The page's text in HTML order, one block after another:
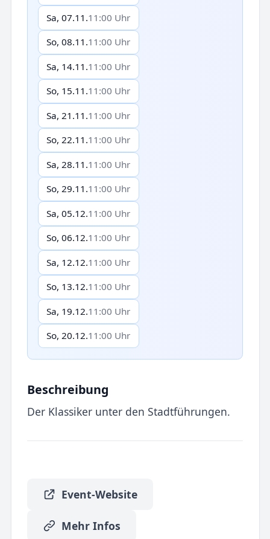
Sa, 07.11.11:00 Uhr
So, 08.11.11:00 Uhr
Sa, 14.11.11:00 Uhr
So, 15.11.11:00 Uhr
Sa, 21.11.11:00 Uhr
So, 22.11.11:00 Uhr
Sa, 28.11.11:00 Uhr
So, 29.11.11:00 Uhr
Sa, 05.12.11:00 Uhr
So, 06.12.11:00 Uhr
Sa, 12.12.11:00 Uhr
So, 13.12.11:00 Uhr
Sa, 19.12.11:00 Uhr
So, 20.12.11:00 Uhr
Beschreibung
Der Klassiker unter den Stadtführungen.
Event-Website
Mehr Infos